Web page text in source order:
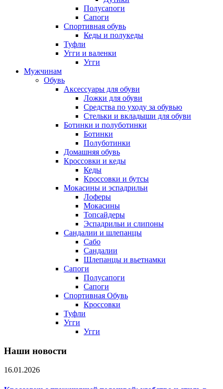
Полусапоги
Сапоги
Спортивная обувь
Кеды и полукеды
Туфли
Угги и валенки
Угги
Мужчинам
Обувь
Аксессуары для обуви
Ложки для обуви
Средства по уходу за обувью
Стельки и вкладыши для обуви
Ботинки и полуботинки
Ботинки
Полуботинки
Домашняя обувь
Кроссовки и кеды
Кеды
Кроссовки и бутсы
Мокасины и эспадрильи
Лоферы
Мокасины
Топсайдеры
Эспадрильи и слипоны
Сандалии и шлепанцы
Сабо
Сандалии
Шлепанцы и вьетнамки
Сапоги
Полусапоги
Сапоги
Спортивная Обувь
Кроссовки
Туфли
Угги
Угги
Наши новости
16.01.2026